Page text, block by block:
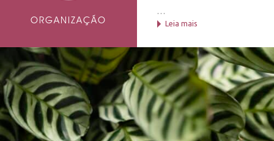
ORGANIZAÇÃO
…
Leia mais